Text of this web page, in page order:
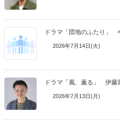
ドラマ「団地のふたり」
2026年7月14日(火)
ドラマ「風、薫る」 伊
2026年7月13日(月)